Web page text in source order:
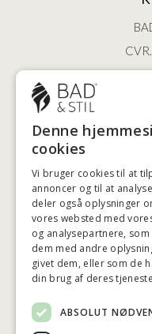
2100
HØJESTE
Denne
cookies
Vi bruger cookies til at
annoncer og til at
deler også oplysninger
vores websted med
og analysepartnere,
dem med andre
givet dem, eller som de
din brug af deres
ABSOLUT